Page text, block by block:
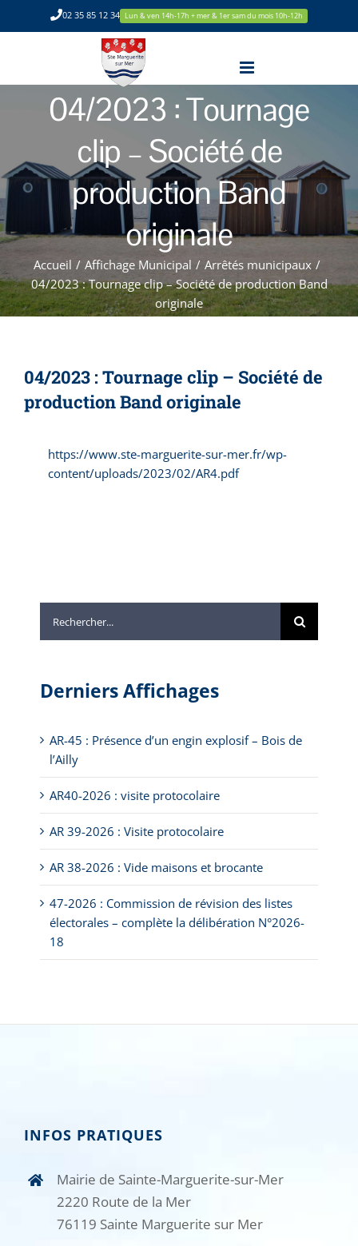
au
02 35 85 12 34 Lun & ven 14h-17h + mer & 1er sam du mois 10h-12h
04/2023 : Tournage
clip – Société de
production Band
originale
Accueil / Affichage Municipal / Arrêtés municipaux /
04/2023 : Tournage clip – Société de production Band
originale
04/2023 : Tournage clip – Société de
production Band originale
https://www.ste-marguerite-sur-mer.fr/wp-
content/uploads/2023/02/AR4.pdf
Derniers Affichages
AR-45 : Présence d’un engin explosif – Bois de
l’Ailly
AR40-2026 : visite protocolaire
AR 39-2026 : Visite protocolaire
AR 38-2026 : Vide maisons et brocante
47-2026 : Commission de révision des listes
électorales – complète la délibération N°2026-
18
INFOS PRATIQUES
Mairie de Sainte-Marguerite-sur-Mer
2220 Route de la Mer
76119 Sainte Marguerite sur Mer